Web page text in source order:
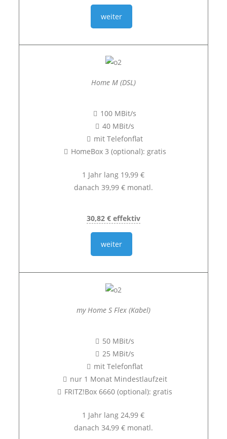
weiter
Home M (DSL)
100 MBit/s
40 MBit/s
mit Telefonflat
HomeBox 3 (optional): gratis
1 Jahr lang 19,99 €
danach 39,99 € monatl.
30,82 € effektiv
weiter
my Home S Flex (Kabel)
50 MBit/s
25 MBit/s
mit Telefonflat
nur 1 Monat Mindestlaufzeit
FRITZ!Box 6660 (optional): gratis
1 Jahr lang 24,99 €
danach 34,99 € monatl.